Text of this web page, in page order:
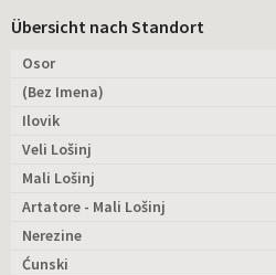
Übersicht nach Standort
Osor
(Bez Imena)
Ilovik
Veli Lošinj
Mali Lošinj
Artatore - Mali Lošinj
Nerezine
Ćunski